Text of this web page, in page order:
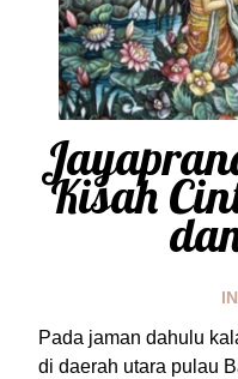
Kisah
Pada jaman dahulu
di daerah utara pulau